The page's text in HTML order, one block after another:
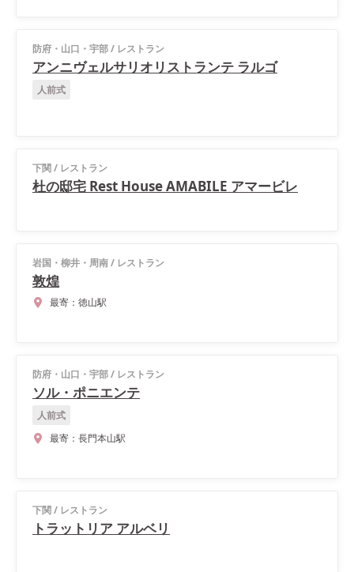
防府・山口・宇部/ レストラン
アンニヴェルサリオリストランテ ラルゴ
人前式
下関/ レストラン
杜の邸宅 Rest House AMABILE アマービレ
岩国・柳井・周南/ レストラン
敦煌
最寄： 徳山駅
防府・山口・宇部/ レストラン
ソル・ポニエンテ
人前式
最寄： 長門本山駅
下関/ レストラン
トラットリア アルベリ